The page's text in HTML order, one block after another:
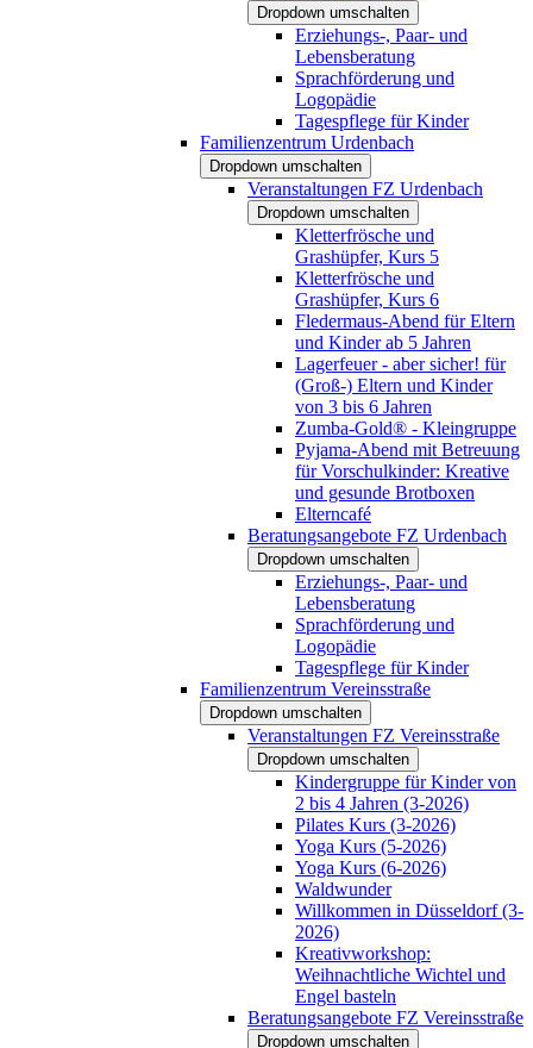
Dropdown umschalten
Erziehungs-, Paar- und
Lebensberatung
Sprachförderung und
Logopädie
Tagespflege für Kinder
Familienzentrum Urdenbach
Dropdown umschalten
Veranstaltungen FZ Urdenbach
Dropdown umschalten
Kletterfrösche und
Grashüpfer, Kurs 5
Kletterfrösche und
Grashüpfer, Kurs 6
Fledermaus-Abend für Eltern
und Kinder ab 5 Jahren
Lagerfeuer - aber sicher! für
(Groß-) Eltern und Kinder
von 3 bis 6 Jahren
Zumba-Gold® - Kleingruppe
Pyjama-Abend mit Betreuung
für Vorschulkinder: Kreative
und gesunde Brotboxen
Elterncafé
Beratungsangebote FZ Urdenbach
Dropdown umschalten
Erziehungs-, Paar- und
Lebensberatung
Sprachförderung und
Logopädie
Tagespflege für Kinder
Familienzentrum Vereinsstraße
Dropdown umschalten
Veranstaltungen FZ Vereinsstraße
Dropdown umschalten
Kindergruppe für Kinder von
2 bis 4 Jahren (3-2026)
Pilates Kurs (3-2026)
Yoga Kurs (5-2026)
Yoga Kurs (6-2026)
Waldwunder
Willkommen in Düsseldorf (3-
2026)
Kreativworkshop:
Weihnachtliche Wichtel und
Engel basteln
Beratungsangebote FZ Vereinsstraße
Dropdown umschalten